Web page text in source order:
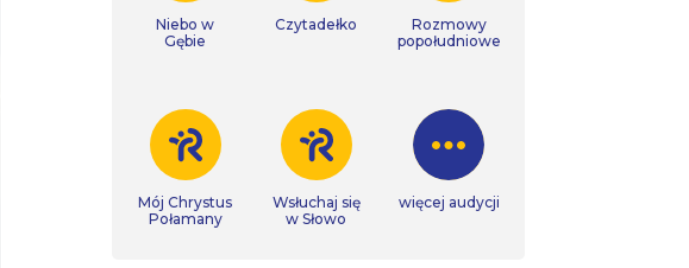
Niebo w
Gębie
Czytadełko
Rozmowy
popołudniowe
Mój Chrystus
Połamany
Wsłuchaj się
w Słowo
więcej audycji